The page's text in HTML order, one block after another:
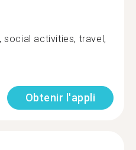
social activities, travel,
Obtenir l'appli